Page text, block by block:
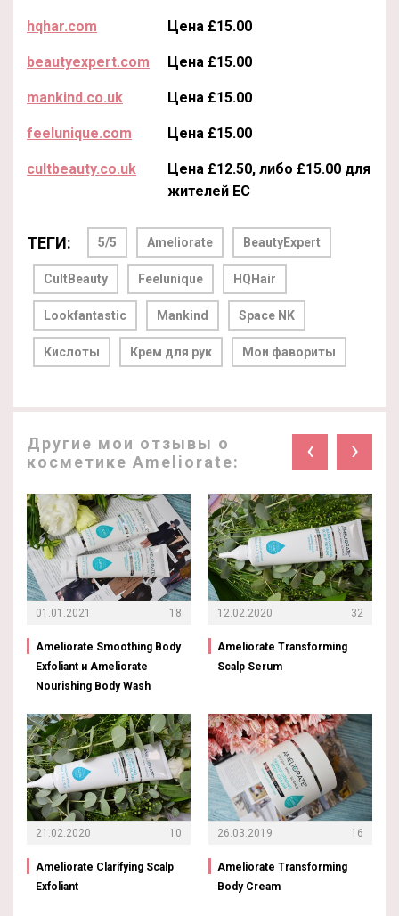
hqhar.com Цена £15.00
beautyexpert.com Цена £15.00
mankind.co.uk Цена £15.00
feelunique.com Цена £15.00
cultbeauty.co.uk
Цена £12.50, либо £15.00 для
жителей ЕС
ТЕГИ: 5/5 Ameliorate BeautyExpert
CultBeauty Feelunique HQHair
Lookfantastic Mankind Space NK
Кислоты Крем для рук Мои фавориты
Другие мои отзывы о
косметике Ameliorate:
‹ ›
01.01.2021 18
Ameliorate Smoothing Body
Exfoliant и Ameliorate
Nourishing Body Wash
21.02.2020 10
Ameliorate Clarifying Scalp
Exfoliant
12.02.2020 32
Ameliorate Transforming
Scalp Serum
26.03.2019 16
Ameliorate Transforming
Body Cream